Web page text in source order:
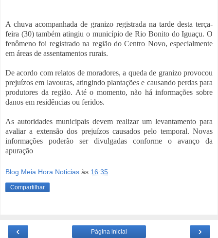
A chuva acompanhada de granizo registrada na tarde desta terça-
feira (30) também atingiu o município de Rio Bonito do Iguaçu. O
fenômeno foi registrado na região do Centro Novo, especialmente
em áreas de assentamentos rurais.
De acordo com relatos de moradores, a queda de granizo provocou
prejuízos em lavouras, atingindo plantações e causando perdas para
produtores da região. Até o momento, não há informações sobre
danos em residências ou feridos.
As autoridades municipais devem realizar um levantamento para
avaliar a extensão dos prejuízos causados pelo temporal. Novas
informações poderão ser divulgadas conforme o avanço da
apuração
Blog Meia Hora Noticias às 16:35
Compartilhar
‹ ›
Página inicial